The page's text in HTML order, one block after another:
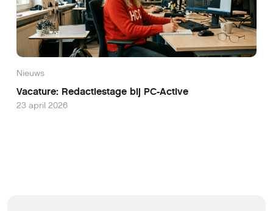
Nieuws
Vacature: Redactiestage bij PC-Active
23 april 2026